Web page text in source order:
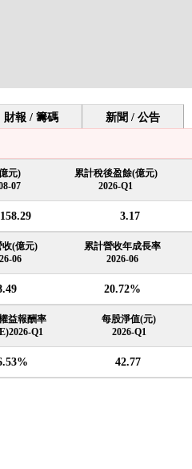
財報 / 籌碼 新聞 / 公告
元)
07
累計稅後盈餘(億元)
2026-Q1
158.29 3.17
收(億元)
06
累計營收年成長率
2026-06
20.72%
益報酬率
Q1
每股淨值(元)
2026-Q1
42.77